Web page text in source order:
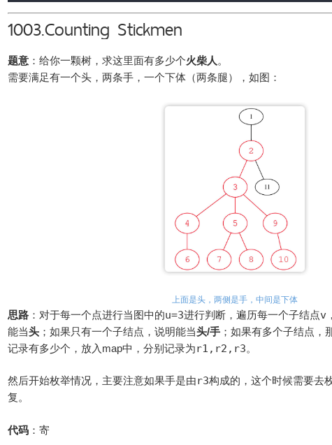
1003.Counting Stickmen
题意 ：给你一颗树，求这里面有多少个火柴人 。
需要满足有一个头，两条手，一个下体（两条腿），如图：
思路 ：对于每一个点进行当图中的u=3进行判断，遍历每一个子结点v
能当头 ；如果只有一个子结点，说明能当头/手 ；如果有多个子结点，
记录有多少个，放入map中，分别记录为r1,r2,r3。
然后开始枚举情况，主要注意如果手是由r3构成的，这个时候需要去
复。
代码 ：寄